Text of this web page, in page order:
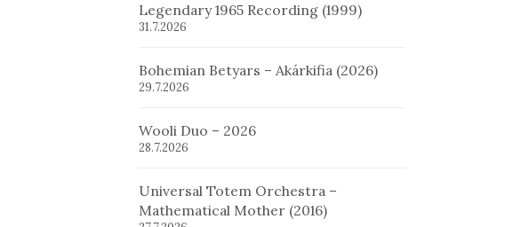
Legendary 1965 Recording (1999)
31.7.2026
Bohemian Betyars – Akárkifia (2026)
29.7.2026
Wooli Duo – 2026
28.7.2026
Universal Totem Orchestra –
Mathematical Mother (2016)